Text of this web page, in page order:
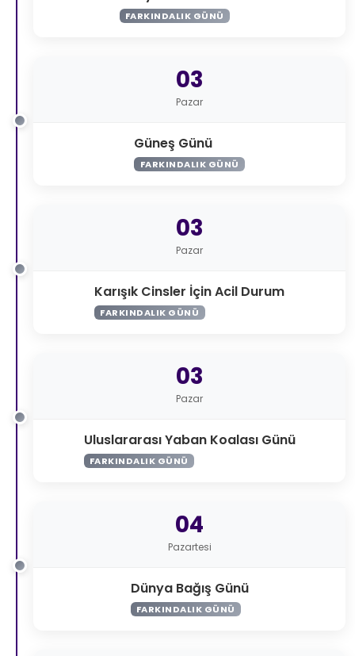
FARKINDALIK GÜNÜ
03
Pazar
Güneş Günü
FARKINDALIK GÜNÜ
03
Pazar
Karışık Cinsler İçin Acil Durum
FARKINDALIK GÜNÜ
03
Pazar
Uluslararası Yaban Koalası Günü
FARKINDALIK GÜNÜ
04
Pazartesi
Dünya Bağış Günü
FARKINDALIK GÜNÜ